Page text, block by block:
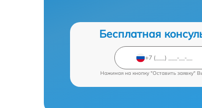
Бесплатная
Нажимая на кнопку "Оставить заявку"